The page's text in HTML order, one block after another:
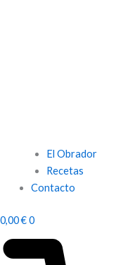
El Obrador
Recetas
Contacto
0,00€0